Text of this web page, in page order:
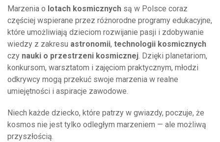
Marzenia o lotach kosmicznych są w Polsce coraz
częściej wspierane przez różnorodne programy edukacyjne,
które umożliwiają dzieciom rozwijanie pasji i zdobywanie
wiedzy z zakresu astronomii, technologii kosmicznych
czy nauki o przestrzeni kosmicznej . Dzięki planetariom,
konkursom, warsztatom i zajęciom praktycznym, młodzi
odkrywcy mogą przekuć swoje marzenia w realne
umiejętności i aspiracje zawodowe.
Niech każde dziecko, które patrzy w gwiazdy, poczuje, że
kosmos nie jest tylko odległym marzeniem — ale możliwą
przyszłością.